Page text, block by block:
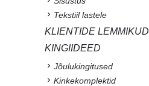
Tekstiil lastele
KLIENTIDE LEMMIKUD
KINGIIDEED
Jõulukingitused
Kinkekomplektid